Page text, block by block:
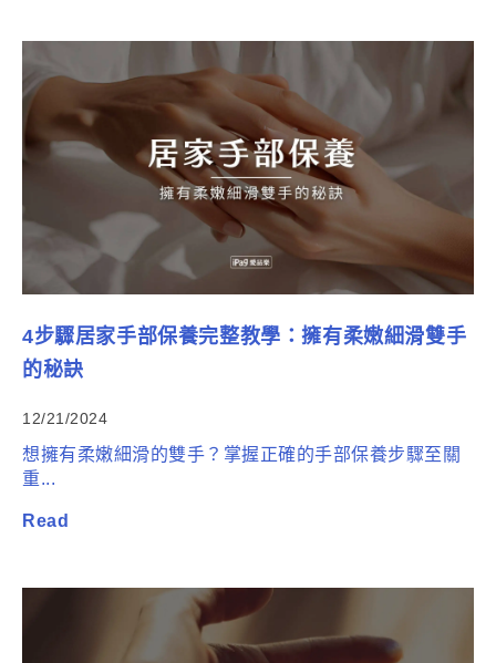
4步驟居家手部保養完整教學：擁有柔嫩細滑雙手
的秘訣
12/21/2024
想擁有柔嫩細滑的雙手？掌握正確的手部保養步驟至關
重...
Read